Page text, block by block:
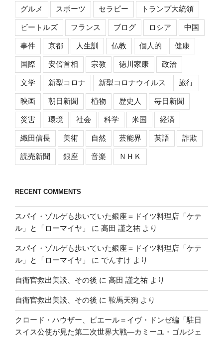
グルメ スポーツ セラピー トランプ大統領
ビートルズ フランス ブログ ロシア 中国
事件 京都 人生訓 仏教 個人的 健康
国際 安倍首相 宗教 徳川家康 政治
文学 新型コロナ 新型コロナウイルス 旅行
映画 朝日新聞 植物 歴史人 毎日新聞
災害 環境 社会 科学 米国 経済
織田信長 美術 自然 芸能界 英語 詐欺
読売新聞 銀座 音楽 ＮＨＫ
RECENT COMMENTS
スパイ・ゾルゲも歩いていた銀座＝ドイツ料理店「ケテ
ル」と「ローマイヤ」
に 高田 謹之祐 より
スパイ・ゾルゲも歩いていた銀座＝ドイツ料理店「ケテ
ル」と「ローマイヤ」
に でんすけ より
自衛官救出美談、その後 に 高田 謹之祐 より
自衛官救出美談、その後 に 鞍馬天狗 より
クロード・ハウザー、ピエール＝イヴ・ドンゼ編「駐日
スイス公使が見た第二次世界大戦―カミーユ・ゴルジェ